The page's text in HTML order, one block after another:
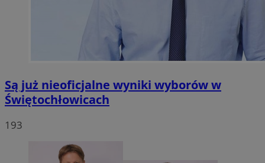
Są już nieoficjalne wyniki wyborów w
Świętochłowicach
193